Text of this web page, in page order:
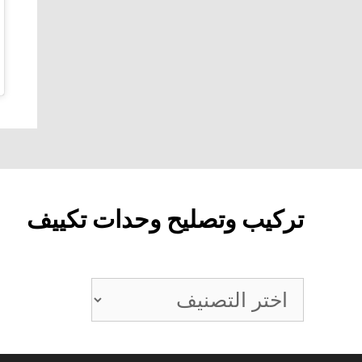
تركيب وتصليح وحدات تكييف
تركيب
وتصليح
وحدات